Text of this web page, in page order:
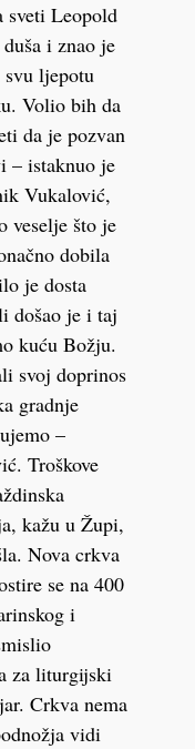
sveti Leopold
i znao je
ljepotu
Volio bih da
da je pozvan
– istaknuo je
Vukalović,
veselje što je
dobila
je dosta
došao je i taj
kuću Božju.
svoj doprinos
gradnje
–
Troškove
kažu u Župi,
Nova crkva
se na 400
i
za liturgijski
Crkva nema
vidi